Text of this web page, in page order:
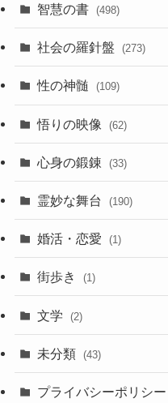
智慧の書 (498)
社会の羅針盤 (273)
性の神髄 (109)
悟りの映像 (62)
心身の鍛錬 (33)
霊妙な舞台 (190)
婚活・恋愛 (1)
街歩き (1)
文学 (2)
未分類 (43)
プライバシーポリシー